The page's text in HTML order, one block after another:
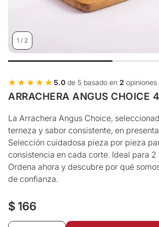
1 / 2
★★★★★
★★★★★5.0 de 5 basado en 2
ARRACHERA ANGUS CHOICE
La Arrachera Angus Choice,
terneza y sabor consistente, en
Selección cuidadosa pieza por pieza
consistencia en cada corte. Ideal para 2
Ordena ahora y descubre por qué
de confianza.
Precio
regular
$ 166